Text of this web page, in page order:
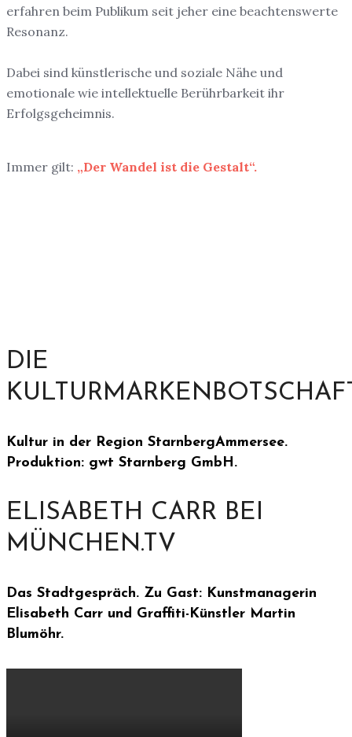
erfahren beim Publikum seit jeher eine beachtenswerte
Resonanz.
Dabei sind künstlerische und soziale Nähe und
emotionale wie intellektuelle Berührbarkeit ihr
Erfolgsgeheimnis.
Immer gilt: „Der Wandel ist die Gestalt“.
DIE
Kultur in der Region StarnbergAmmersee.
Produktion: gwt Starnberg GmbH.
ELISABETH CARR BEI
MÜNCHEN.TV
Das Stadtgespräch. Zu Gast: Kunstmanagerin
Elisabeth Carr und Graffiti-Künstler Martin
Blumöhr.